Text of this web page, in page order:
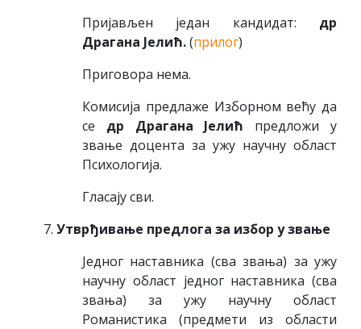
Пријављен један кандидат: др
Драгана Јелић.(прилог)
Приговора нема.
Комисија предлаже Изборном већу да
се др Драгана Јелић предложи у
звање доцента за ужу научну област
Психологија.
Гласају сви.
Утврђивање предлога за избор у звање
Једног наставника (сва звања) за ужу
научну област једног наставникa (сва
звања) за ужу научну област
Романистика (предмети из области